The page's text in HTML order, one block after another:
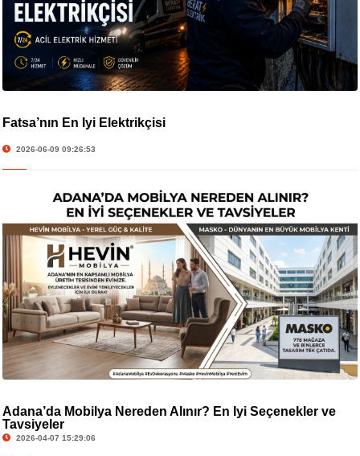
Fatsa’nın En İyi Elektrikçisi
2026-06-09 09:26:53
Adana’da Mobilya Nereden Alınır? En İyi Seçenekler ve
Tavsiyeler
2026-04-07 15:29:06